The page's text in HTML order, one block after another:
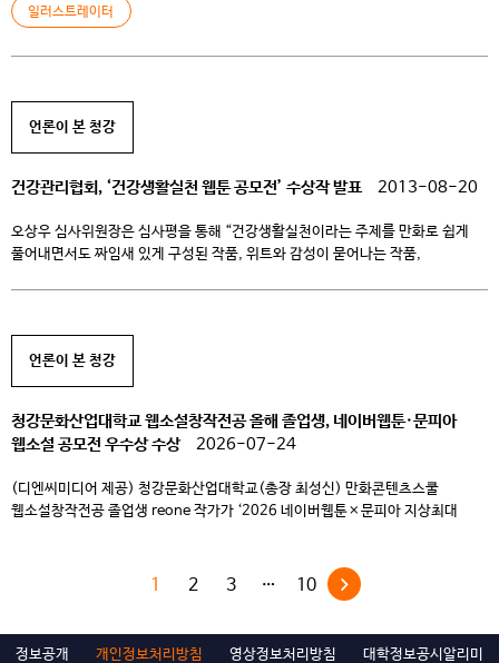
최우수상에는 청강문화산업대 만화창작과 고예린 학생의 ‘행복으로 가는 길’등
4개 작품이 선정됐다. [쿠키뉴스]
일러스트레이터
언론이 본 청강
건강관리협회, ‘건강생활실천 웹툰 공모전’ 수상작 발표 2013-08-20
오상우 심사위원장은 심사평을 통해 “건강생활실천이라는 주제를 만화로 쉽게
풀어내면서도 짜임새 있게 구성된 작품, 위트와 감성이 묻어나는 작품,
page=1&gCode=cul&arcid=0007475767&cp=nv
언론이 본 청강
청강문화산업대학교 웹소설창작전공 올해 졸업생, 네이버웹툰·문피아
웹소설 공모전 우수상 수상
2026-07-24
(디엔씨미디어 제공) 청강문화산업대학교(총장 최성신) 만화콘텐츠스쿨
웹소설창작전공 졸업생 reone 작가가 ‘2026 네이버웹툰×문피아 지상최대
총상금 3억 8,000만 원 규모의 국내 최대 웹소설 공모전이다. 올해는 1만 편이
넘는 작품이 응모돼 전년 대비 약 35% 증가했으며, 이 중 37편이 최종
1 2 3 … 10
정보공개 개인정보처리방침 영상정보처리방침 대학정보공시알리미